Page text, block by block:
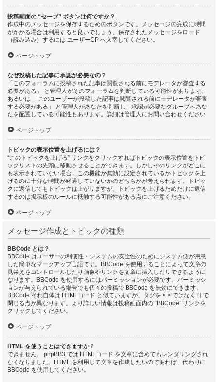
投稿画面の “セーブ” ボタンは何ですか？
作成中のメッセージを保存するためのボタンです。メッセージの完成に時間
がかかる場合は利用すると良いでしょう。保存されたメッセージをロード
（読み込み）するには ユーザーCP へ入室してください。
ページトップ
なぜ投稿した記事に承認が必要なの？
「このフォーラムに投稿された記事は閲覧される前にモデレータが審査する
必要がある」 と管理人がそのフォーラムを判断している可能性があります。
あるいは 「このユーザーが投稿した記事は閲覧される前にモデレータが審査
する必要がある」 と管理人があなたを判断し、承認が必要なグループへあな
たを配置している可能性もあります。詳細は管理人にお問い合わせください
ページトップ
トピックの表示位置を上げるには？
“このトピックを上げる” リンクをクリックすればトピックの表示位置をトピ
ックリストの先頭に移動させることができます。しかしそのリンクがどこに
も表示されていない場合、この機能が無効に設定されているかトピックを上
げるのに十分な時間が経過していないかのどちらかが考えられます。トピッ
クに返信してもトピックは上がりますが、トピックを上げるためだけに返信
するのは掲示板のルールに抵触する可能性がある点にご注意ください。
ページトップ
メッセージ作成とトピックの種類
BBCode とは？
BBCode はユーザーの利便性・システムの安全性のためにシステム側が用意
した簡単なマークアップ言語です。BBCode を使用することによって文章の
見栄えをコントロールしたり画像やリンクを文章に挿入したりできるように
なります。BBCode を使用するにはパーミッションが必要です。パーミッシ
ョンが与えられている場合でも個々の投稿で BBCode を無効にできます。
BBCode それ自体は HTMLコード と似ていますが、タグを < > ではなく [ ] で
閉じる点が異なります。より詳しい情報は投稿画面内の “BBCode” リンクを
クリックしてください。
ページトップ
HTML を使うことはできますか？
できません。 phpBB3 では HTMLコード を文章に含めてもレンダリングされ
なくなりました。HTML を利用して文章を作成したいのであれば、代わりに
BBCode を使用してください。